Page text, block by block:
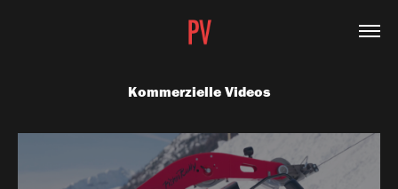
Kommerzielle Videos